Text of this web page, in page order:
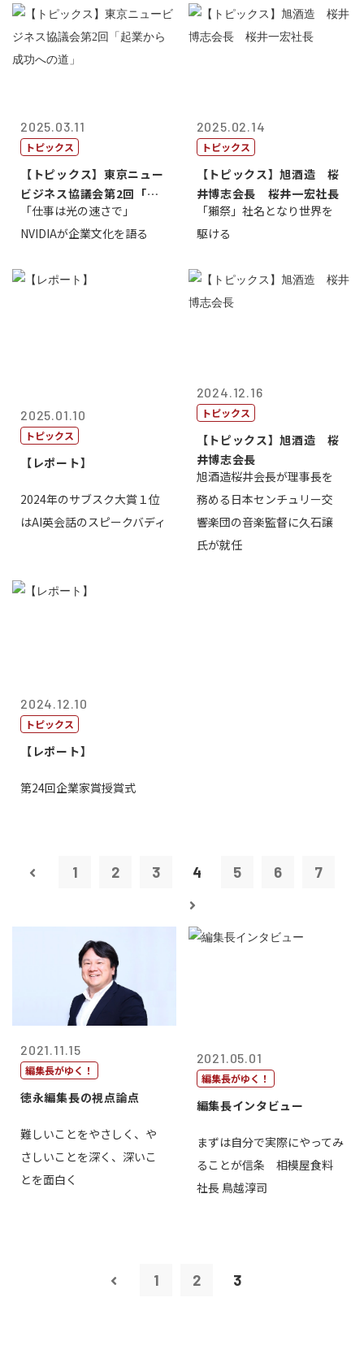
2025.03.11
トピックス
【トピックス】東京ニュー
ビジネス協議会第2回「起
業から成功へ...
「仕事は光の速さで」
NVIDIAが企業文化を語る
2025.02.14
トピックス
【トピックス】旭酒造 桜
井博志会長 桜井一宏社長
「獺祭」社名となり世界を
駆ける
2025.01.10
トピックス
【レポート】
2024年のサブスク大賞１位
はAI英会話のスピークバディ
2024.12.16
トピックス
【トピックス】旭酒造 桜
井博志会長
旭酒造桜井会長が理事長を
務める日本センチュリー交
響楽団の音楽監督に久石譲
氏が就任
2024.12.10
トピックス
【レポート】
第24回企業家賞授賞式
1 2 3 4 5 6 7
2021.11.15
編集長がゆく！
徳永編集長の視点論点
難しいことをやさしく、や
さしいことを深く、深いこ
とを面白く
2021.05.01
編集長がゆく！
編集長インタビュー
まずは自分で実際にやってみ
ることが信条 相模屋食料
社長 鳥越淳司
1 2 3